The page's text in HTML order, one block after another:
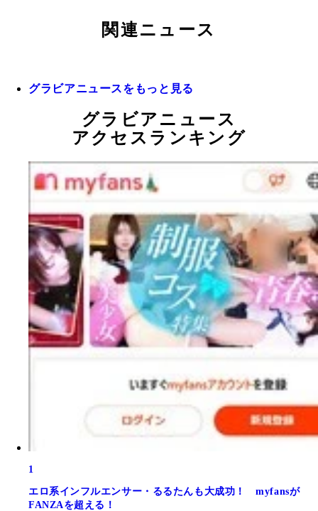
関連ニュース
グラビアニュースをもっと見る
グラビアニュース
アクセスランキング
1
エロ系インフルエンサー・るるたんも大成功！ myfansが
FANZAを超える！